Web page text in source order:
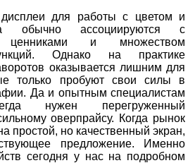
для работы с цветом и
обычно ассоциируются с
ценниками и множеством
Однако на практике
оказывается лишним для
только пробуют свои силы в
Да и опытным специалистам
нужен перегруженный
оверпрайсу. Когда рынок
простой, но качественный экран,
предложение. Именно
сегодня у нас на подробном